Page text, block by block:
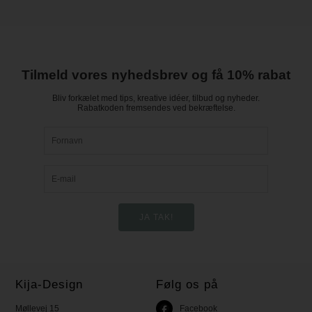
Tilmeld vores nyhedsbrev og få 10% rabat
Bliv forkælet med tips, kreative idéer, tilbud og nyheder.
Rabatkoden fremsendes ved bekræftelse.
Kija-Design
Møllevej 15
Følg os på
Facebook